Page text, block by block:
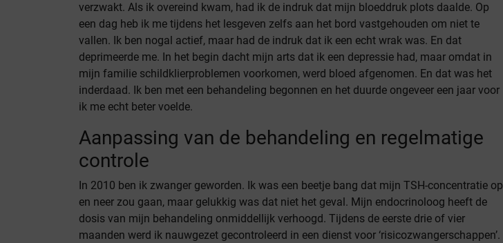
verzwakt. Als ik overeind kwam, had ik de indruk dat mijn bloeddruk plots daalde. Op
een dag heb ik me tijdens het lesgeven zelfs aan het bord vastgehouden om niet te
vallen. Ik ben nogal actief, maar had de indruk dat ik een echt wrak was. En dat
deprimeerde me. In het begin dacht mijn arts dat ik een depressie had, maar omdat in
mijn familie schildklierproblemen voorkomen, werd bloed afgenomen. En dat was het
inderdaad. Ik ben met een behandeling begonnen en het duurde ongeveer een jaar voor
ik me echt beter voelde.
Aanpassing van de behandeling en regelmatige
controle
In 2010 ben ik zwanger geworden. Ik was een beetje bang dat mijn TSH-concentratie op
en neer zou gaan, maar gelukkig was dat niet het geval. Mijn endocrinoloog heeft de
dosis van mijn behandeling onmiddellijk verhoogd. Tijdens de eerste drie of vier
maanden werd ik nauwgezet gecontroleerd in een dienst voor ‘risicozwangerschappen’.